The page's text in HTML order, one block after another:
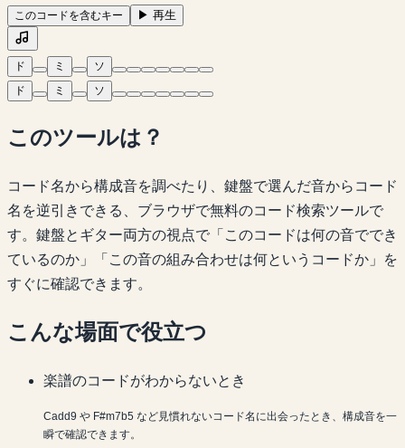
このコードを含むキー ▶ 再生
ド ミ
ソ
ド
ミ ソ
このツールは？
コード名から構成音を調べたり、鍵盤で選んだ音からコード
名を逆引きできる、ブラウザで無料のコード検索ツールで
す。鍵盤とギター両方の視点で「このコードは何の音ででき
ているのか」「この音の組み合わせは何というコードか」を
すぐに確認できます。
こんな場面で役立つ
楽譜のコードがわからないとき
Cadd9 や F#m7b5 など見慣れないコード名に出会ったとき、構成音を一
瞬で確認できます。